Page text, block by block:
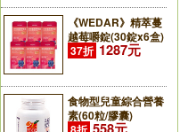
《WEDAR》精萃蔓
越莓嚼錠(30錠x6盒)
37折 1287元
食物型兒童綜合營養
素(60粒/膠囊)